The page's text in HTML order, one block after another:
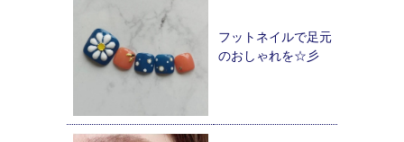
フットネイルで足元
のおしゃれを☆彡